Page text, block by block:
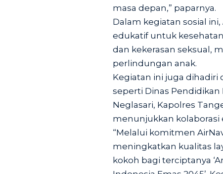
masa depan,” paparnya.
Dalam kegiatan sosial
edukatif untuk
dan kekerasan seksual,
perlindungan anak.
Kegiatan ini juga dihadiri
seperti Dinas
Neglasari, Kapolres
menunjukkan kolaborasi
“Melalui komitmen
meningkatkan kualitas
kokoh bagi terciptanya